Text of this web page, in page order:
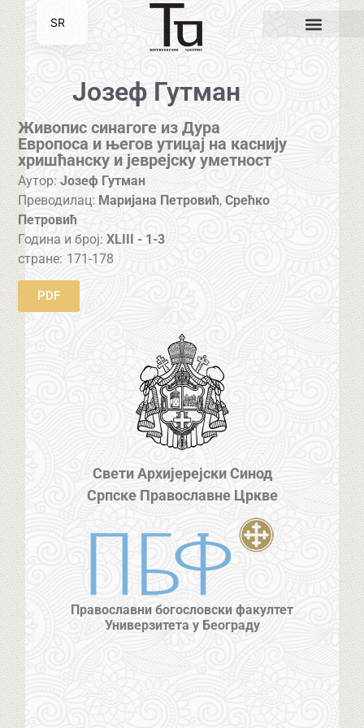
Јозеф Гутман
Живопис синагоге из Дура
Европоса и његов утицај на каснију
хришћанску и јеврејску уметност
Аутор: Јозеф Гутман
Преводилац: Маријана Петровић,Срећко
Петровић
Година и број:XLIII - 1-3
стране: 171-178
PDF
Свети Архијерејски Синод
Српске Православне Цркве
Православни богословски факултет
Универзитета у Београду
SR
EN